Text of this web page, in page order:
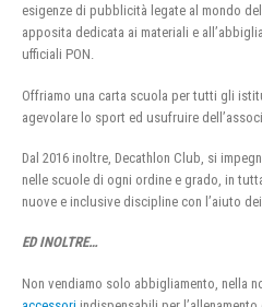
esigenze di pubblicità legate al mondo
apposita dedicata ai materiali e
ufficiali PON.
Offriamo una carta scuola per tutti gli
agevolare lo sport ed usufruire
Dal 2016 inoltre, Decathlon Club, si
nelle scuole di ogni ordine e grado, in
nuove e inclusive discipline con l’aiuto
ED INOLTRE…
Non vendiamo solo abbigliamento, nella